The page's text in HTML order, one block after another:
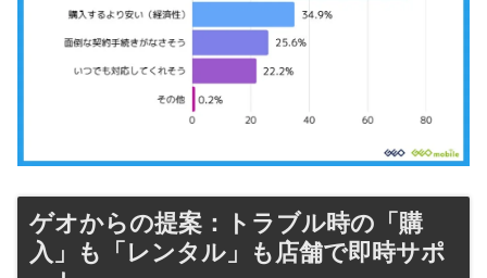
ゲオからの提案：トラブル時の「購
入」も「レンタル」も店舗で即時サポ